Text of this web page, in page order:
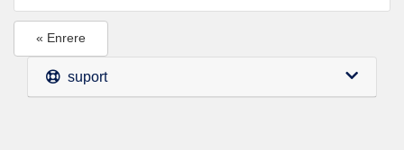
« Enrere
suport